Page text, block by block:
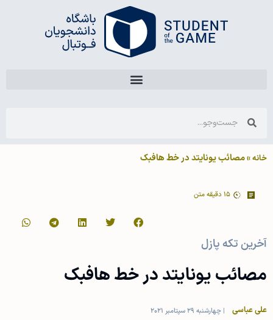
خانه»مصائب یونایتد در خط هافبک
15 دقیقه متن
آخرین تکه پازل
مصائب یونایتد در خط هافبک
علی عباسی | چهارشنبه 29 سپتامبر 2021